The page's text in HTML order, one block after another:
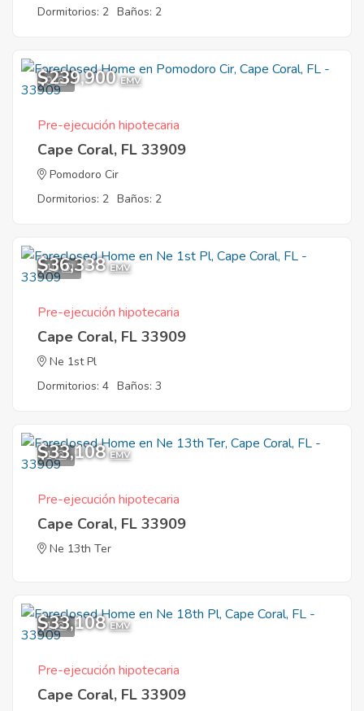
Dormitorios: 2 Baños: 2
9
$239,900 EMV
Pre-ejecución hipotecaria
Cape Coral, FL 33909
Pomodoro Cir
Dormitorios: 2 Baños: 2
10
$36,338 EMV
Pre-ejecución hipotecaria
Cape Coral, FL 33909
Ne 1st Pl
Dormitorios: 4 Baños: 3
1
$33,108 EMV
Pre-ejecución hipotecaria
Cape Coral, FL 33909
Ne 13th Ter
1
$33,108 EMV
Pre-ejecución hipotecaria
Cape Coral, FL 33909